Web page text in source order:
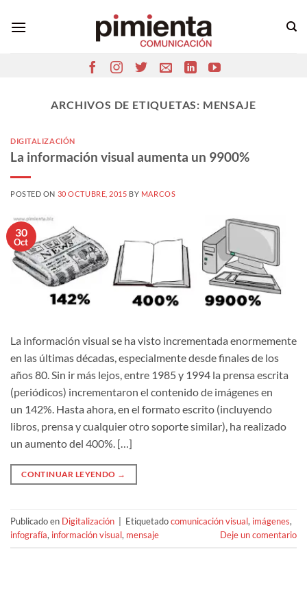
ARCHIVOS DE ETIQUETAS: MENSAJE
DIGITALIZACIÓN
La información visual aumenta un 9900%
POSTED ON 30 OCTUBRE, 2015 BY MARCOS
30
Oct
La información visual se ha visto incrementada enormemente
en las últimas décadas, especialmente desde finales de los
años 80. Sin ir más lejos, entre 1985 y 1994 la prensa escrita
(periódicos) incrementaron el contenido de imágenes en
un 142%. Hasta ahora, en el formato escrito (incluyendo
libros, prensa y cualquier otro soporte similar), ha realizado
un aumento del 400%. […]
CONTINUAR LEYENDO →
Publicado en Digitalización Etiquetadocomunicación visual, imágenes,
infografía, información visual, mensaje Deje un comentario